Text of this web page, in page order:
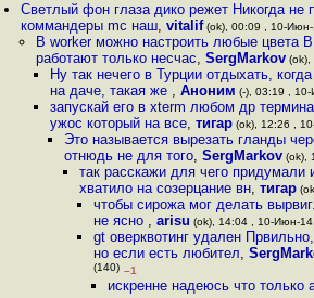
Светлый фон глаза дико режет Никогда не
коммандеры mc наш,vitalif(ok), 00:09 , 10-Июн-
В worker можно настроить любые цвета В
работают только несчас, SergMarkov(ok),
Ну так нечего в Турции отдыхать,
на даче, такая же , Аноним (-), 03:19 ,
запускай его в xterm любом др
ужос который на все, тигар(ok), 12:26 ,
Это называется вырезать гланды
отнюдь не для того,SergMarkov (ok),
так расскажи для чего придумали
хватило на созерцание вн, тигар
чтобы сирожа мог делать
не ясно , arisu (ok), 14:04 , 10-Июн-
gt оверквотинг удален
но если есть любител,
(140) –1
искренне надеюсь что только